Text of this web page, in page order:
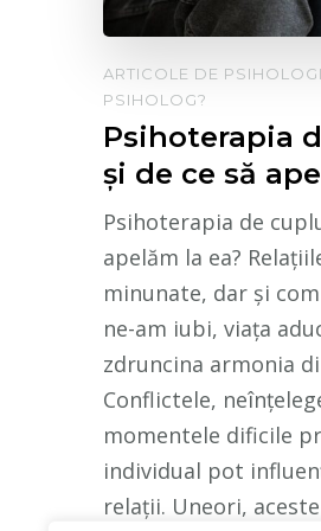
ARTICOLE DE
PSIHOLOG?
Psihoterapia
și de ce să
Psihoterapia de
apelăm la ea?
minunate, dar și
ne-am iubi, viața
zdruncina armonia
Conflictele,
momentele dificile
individual pot
relații. Uneori,